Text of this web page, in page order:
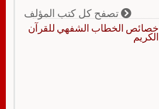
تصفح كل كتب المؤلف
خصائص الخطاب الشفهي للقرآن
الكريم